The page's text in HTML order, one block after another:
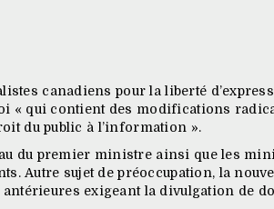
canadiens pour la liberté
« qui contient des modifications
du public à l’information ».
du premier ministre ainsi que les
Autre sujet de préoccupation, la
exigeant la divulgation de